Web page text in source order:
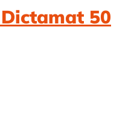
50